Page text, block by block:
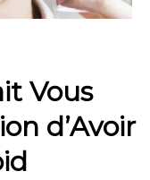
Vous
d’Avoir